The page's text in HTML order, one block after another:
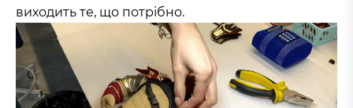
виходить те, що потрібно.